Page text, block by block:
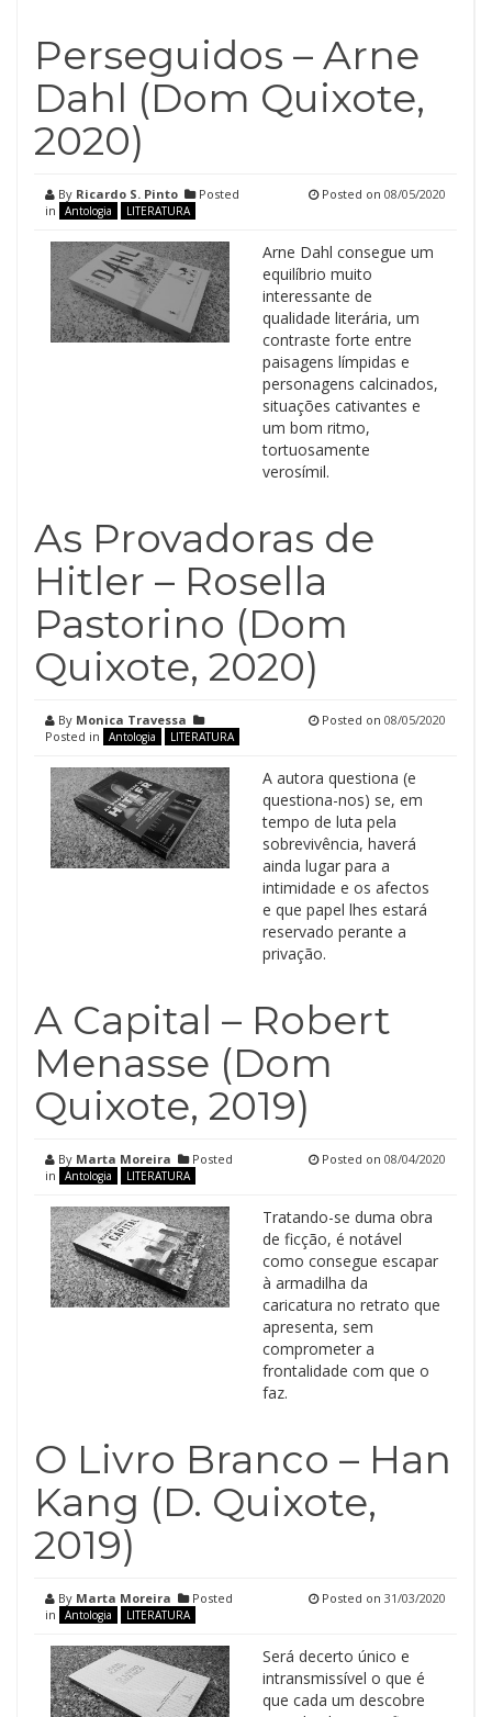
Perseguidos – Arne
Dahl (Dom Quixote,
2020)
By Ricardo S. Pinto
Posted
in
Antologia LITERATURA
Posted on 08/05/2020
Arne Dahl consegue um
equilíbrio muito
interessante de
qualidade literária, um
contraste forte entre
paisagens límpidas e
personagens calcinados,
situações cativantes e
um bom ritmo,
tortuosamente
verosímil.
As Provadoras de
Hitler – Rosella
Pastorino (Dom
Quixote, 2020)
By Monica Travessa
Posted in
Antologia LITERATURA
Posted on 08/05/2020
A autora questiona (e
questiona-nos) se, em
tempo de luta pela
sobrevivência, haverá
ainda lugar para a
intimidade e os afectos
e que papel lhes estará
reservado perante a
privação.
A Capital – Robert
Menasse (Dom
Quixote, 2019)
By Marta Moreira
Posted
in
Antologia LITERATURA
Posted on 08/04/2020
Tratando-se duma obra
de ficção, é notável
como consegue escapar
à armadilha da
caricatura no retrato que
apresenta, sem
comprometer a
frontalidade com que o
faz.
O Livro Branco – Han
Kang (D. Quixote,
2019)
By Marta Moreira
Posted
in
Antologia LITERATURA
Posted on 31/03/2020
Será decerto único e
intransmissível o que é
que cada um descobre